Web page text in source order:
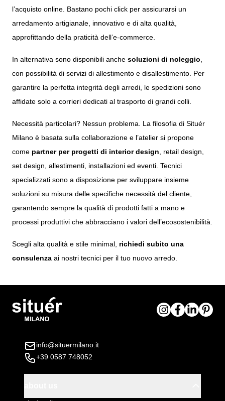
l’acquisto online. Bastano pochi click per assicurarsi un
arredamento artigianale, innovativo e di alta qualità,
approfittando della praticità dell’e-commerce.
In alternativa sono disponibili anche soluzioni di noleggio,
con possibilità di servizi di allestimento e disallestimento. Per
garantire la perfetta integrità degli arredi, le spedizioni sono
affidate solo a corrieri dedicati al trasporto di grandi colli.
Necessità particolari? Nessun problema. La filosofia di Situér
Milano è basata sulla collaborazione e l’atelier si propone
come partner per progetti di interior design, retail design,
set design, allestimenti, installazioni ed eventi. Tecnici
specializzati sono a disposizione per sviluppare insieme
soluzioni su misura delle specifiche necessità del cliente,
garantendo sempre la qualità di prodotti fatti a mano e
processi produttivi che abbracciano i valori dell’ecosostenibilità.
Scegli alta qualità e stile minimal, richiedi subito una
consulenza ai nostri tecnici per il tuo nuovo arredo.
info@situermilano.it
+39 0587 748052